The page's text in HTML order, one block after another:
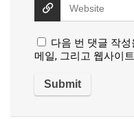
다음 번 댓글 작
메일, 그리고 웹사이